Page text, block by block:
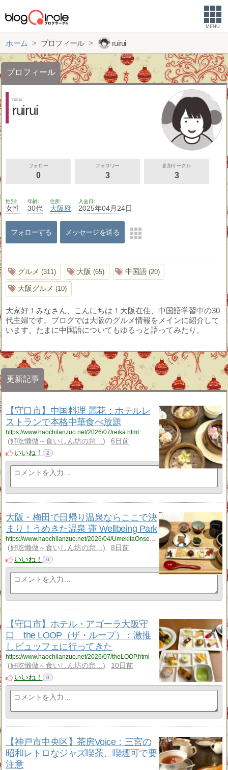
MENU
ホーム プロフィール ruirui
プロフィール
ruirui
ruirui
フォロー
0
フォロワー
3
参加サークル
3
性別
女性
年齢
30代
住所
大阪府
入会日
2025年04月24日
フォローする メッセージを送る
グルメ 311 大阪 65 中国語 20
大阪グルメ 10
大家好！みなさん、こんにちは！大阪在住、中国語学習中の30
代主婦です。ブログでは大阪のグルメ情報をメインに紹介して
います。たまに中国語についてもゆるっと語ってみたり。
更新記事
【守口市】中国料理 麗花：ホテルレ
ストランで本格中華食べ放題
https://www.haochilanzuo.net/2026/07/reika.html
好吃懒做～食いしん坊の怠…
6日前
いいね！
2
大阪・梅田で日帰り温泉ならここで決
まり！うめきた温泉 蓮 Wellbeing Park
好吃懒做～食いしん坊の怠…
8日前
いいね！
0
【守口市】ホテル・アゴーラ大阪守
口 the LOOP（ザ・ループ）：激推
しビュッフェに行ってきた
https://www.haochilanzuo.net/2026/07/theLOOP.html
好吃懒做～食いしん坊の怠…
10日前
いいね！
0
【神戸市中央区】茶房Voice：三宮の
昭和レトロなジャズ喫茶、喫煙可で要
注意